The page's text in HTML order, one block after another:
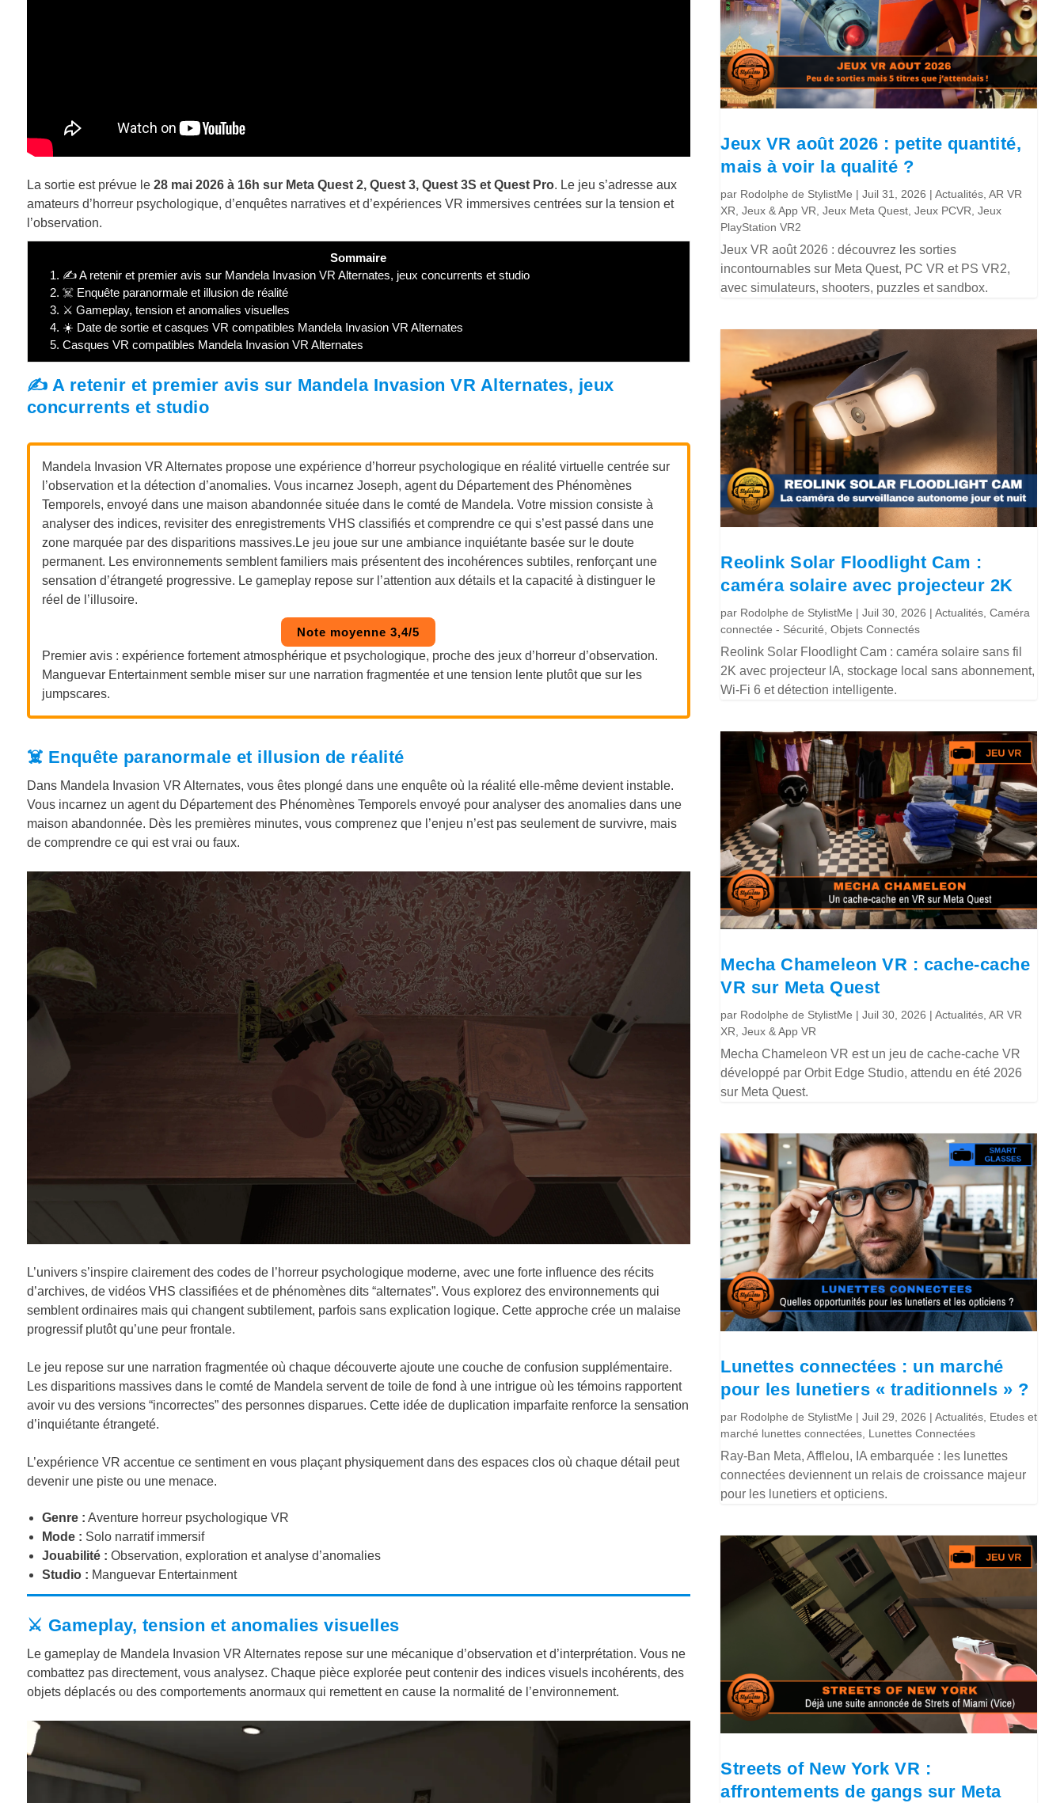
La sortie est prévue le 28 mai 2026 à 16h sur Meta Quest 2, Quest 3, Quest 3S et Quest Pro. Le jeu s’adresse aux
amateurs d’horreur psychologique, d’enquêtes narratives et d’expériences VR immersives centrées sur la tension et
l’observation.
Sommaire
1. ✍️ A retenir et premier avis sur Mandela Invasion VR Alternates, jeux concurrents et studio
2. ☠️ Enquête paranormale et illusion de réalité
3. ⚔️ Gameplay, tension et anomalies visuelles
4. ☀️ Date de sortie et casques VR compatibles Mandela Invasion VR Alternates
5. Casques VR compatibles Mandela Invasion VR Alternates
✍️ A retenir et premier avis sur Mandela Invasion VR Alternates, jeux
concurrents et studio
Mandela Invasion VR Alternates propose une expérience d’horreur psychologique en réalité virtuelle centrée sur
l’observation et la détection d’anomalies. Vous incarnez Joseph, agent du Département des Phénomènes
Temporels, envoyé dans une maison abandonnée située dans le comté de Mandela. Votre mission consiste à
analyser des indices, revisiter des enregistrements VHS classifiés et comprendre ce qui s’est passé dans une
zone marquée par des disparitions massives.Lejeu joue sur une ambiance inquiétante basée sur le doute
permanent. Les environnements semblent familiers mais présentent des incohérences subtiles, renforçant une
sensation d’étrangeté progressive. Le gameplay repose sur l’attention aux détails et la capacité à distinguer le
réel de l’illusoire.
Note moyenne 3,4/5
Premier avis : expérience fortement atmosphérique et psychologique, proche des jeux d’horreur d’observation.
Manguevar Entertainment semble miser sur une narration fragmentée et une tension lente plutôt que sur les
jumpscares.
☠️ Enquête paranormale et illusion de réalité
Dans Mandela Invasion VR Alternates, vous êtes plongé dans une enquête où la réalité elle-même devient instable.
Vous incarnez un agent du Département des Phénomènes Temporels envoyé pour analyser des anomalies dans une
maison abandonnée. Dès les premières minutes, vous comprenez que l’enjeu n’est pas seulement de survivre, mais
de comprendre ce qui est vrai ou faux.
L’univers s’inspire clairement des codes de l’horreur psychologique moderne, avec une forte influence des récits
d’archives, de vidéos VHS classifiées et de phénomènes dits “alternates”. Vous explorez des environnements qui
semblent ordinaires mais qui changent subtilement, parfois sans explication logique. Cette approche crée un malaise
progressif plutôt qu’une peur frontale.
Le jeu repose sur une narration fragmentée où chaque découverte ajoute une couche de confusion supplémentaire.
Les disparitions massives dans le comté de Mandela servent de toile de fond à une intrigue où les témoins rapportent
avoir vu des versions “incorrectes” des personnes disparues. Cette idée de duplication imparfaite renforce la sensation
d’inquiétante étrangeté.
L’expérience VR accentue ce sentiment en vous plaçant physiquement dans des espaces clos où chaque détail peut
devenir une piste ou une menace.
Genre : Aventure horreur psychologique VR
Mode : Solo narratif immersif
Jouabilité : Observation, exploration et analyse d’anomalies
Studio : Manguevar Entertainment
⚔️ Gameplay, tension et anomalies visuelles
Le gameplay de Mandela Invasion VR Alternates repose sur une mécanique d’observation et d’interprétation. Vous ne
combattez pas directement, vous analysez. Chaque pièce explorée peut contenir des indices visuels incohérents, des
objets déplacés ou des comportements anormaux qui remettent en cause la normalité de l’environnement.
Jeux VR août 2026 : petite quantité,
mais à voir la qualité ?
par Rodolphe de StylistMe |Juil 31, 2026 |Actualités ,AR VR
XR ,Jeux & App VR ,Jeux Meta Quest ,Jeux PCVR ,Jeux
PlayStation VR2
Jeux VR août 2026 : découvrez les sorties
incontournables sur Meta Quest, PC VR et PS VR2,
avec simulateurs, shooters, puzzles et sandbox.
Reolink Solar Floodlight Cam :
caméra solaire avec projecteur 2K
par Rodolphe de StylistMe |Juil 30, 2026 |Actualités ,Caméra
connectée - Sécurité ,Objets Connectés
Reolink Solar Floodlight Cam : caméra solaire sans fil
2K avec projecteur IA, stockage local sans abonnement,
Wi-Fi 6 et détection intelligente.
Mecha Chameleon VR : cache-cache
VR sur Meta Quest
par Rodolphe de StylistMe |Juil 30, 2026 |Actualités ,AR VR
XR ,Jeux & App VR
Mecha Chameleon VR est un jeu de cache-cache VR
développé par Orbit Edge Studio, attendu en été 2026
sur Meta Quest.
Lunettes connectées : un marché
pour les lunetiers « traditionnels » ?
par Rodolphe de StylistMe |Juil 29, 2026 |Actualités Etudes et
marché lunettes connectées Lunettes Connectées
Ray-Ban Meta, Afflelou, IA embarquée : les lunettes
connectées deviennent un relais de croissance majeur
pour les lunetiers et opticiens.
Streets of New York VR :
affrontements de gangs sur Meta